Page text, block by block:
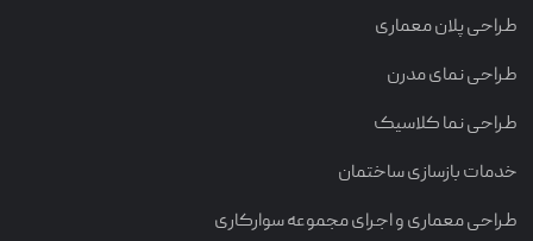
طراحی پلان معماری
طراحی نمای مدرن
طراحی نما کلاسیک
خدمات بازسازی ساختمان
طراحی معماری و اجرای مجموعه سوارکاری